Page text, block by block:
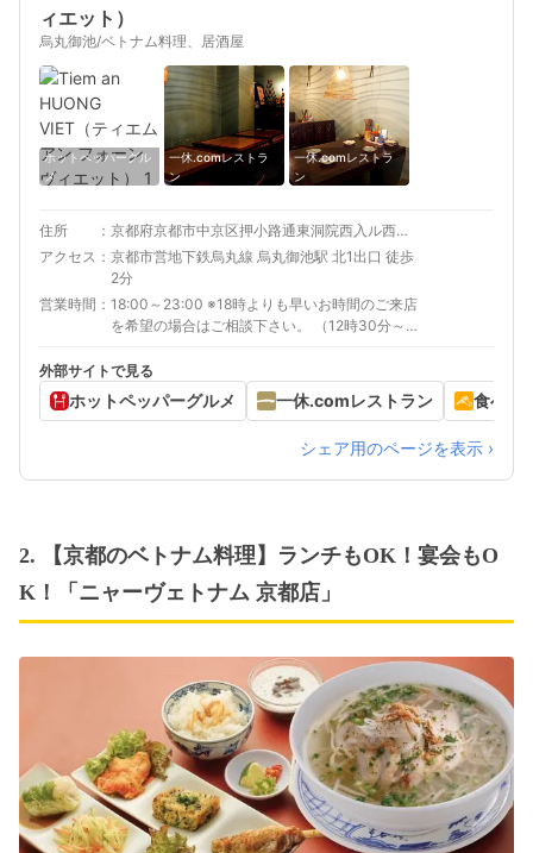
ィエット）
烏丸御池/ベトナム料理、居酒屋
ホットペッパーグル
メ
一休.comレストラ
ン
一休.comレストラ
ン
住所
京都府京都市中京区押小路通東洞院西入ル西押小路通町118
アクセス
京都市営地下鉄烏丸線 烏丸御池駅 北1出口 徒歩
2分
営業時間
18:00～23:00 ※18時よりも早いお時間のご来店
を希望の場合はご相談下さい。 （12時30分～
外部サイトで見る
ホットペッパーグルメ 一休.comレストラン 食べロ
シェア用のページを表示 ›
2. 【京都のベトナム料理】ランチもOK！宴会もO
K！「ニャーヴェトナム 京都店」